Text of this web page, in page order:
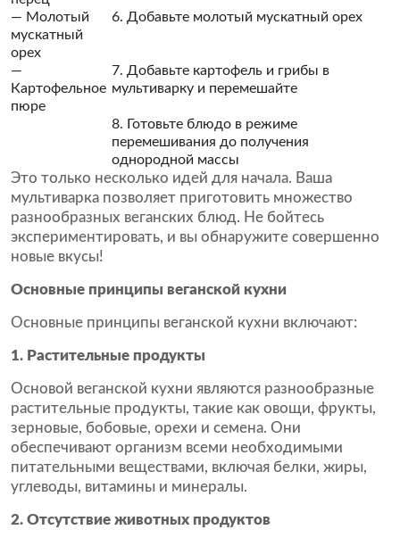
— Молотый
мускатный
орех
6. Добавьте молотый мускатный орех
—
Картофельное
пюре
7. Добавьте картофель и грибы в
мультиварку и перемешайте
8. Готовьте блюдо в режиме
перемешивания до получения
однородной массы
Это только несколько идей для начала. Ваша
мультиварка позволяет приготовить множество
разнообразных веганских блюд. Не бойтесь
экспериментировать, и вы обнаружите совершенно
новые вкусы!
Основные принципы веганской кухни
Основные принципы веганской кухни включают:
1. Растительные продукты
Основой веганской кухни являются разнообразные
растительные продукты, такие как овощи, фрукты,
зерновые, бобовые, орехи и семена. Они
обеспечивают организм всеми необходимыми
питательными веществами, включая белки, жиры,
углеводы, витамины и минералы.
2. Отсутствие животных продуктов